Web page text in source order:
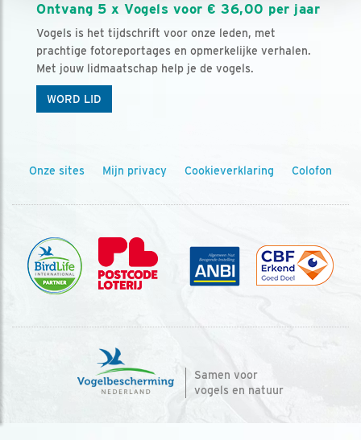
Ontvang 5 x Vogels voor € 36,00 per jaar
Vogels is het tijdschrift voor onze leden, met
prachtige fotoreportages en opmerkelijke verhalen.
Met jouw lidmaatschap help je de vogels.
WORD LID
Onze sites Mijn privacy Cookieverklaring Colofon
Samen voor
vogels en natuur